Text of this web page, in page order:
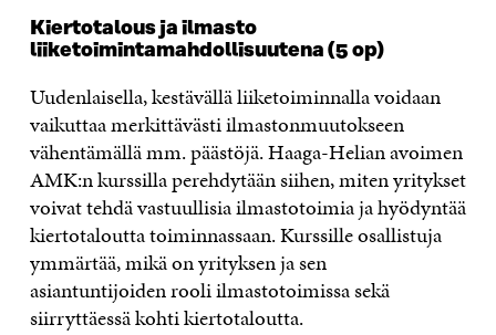
Kiertotalous ja ilmasto
liiketoimintamahdollisuutena (5 op)
Uudenlaisella, kestävällä liiketoiminnalla voidaan
vaikuttaa merkittävästi ilmastonmuutokseen
vähentämällä mm. päästöjä. Haaga-Helian avoimen
AMK:n kurssilla perehdytään siihen, miten yritykset
voivat tehdä vastuullisia ilmastotoimia ja hyödyntää
kiertotaloutta toiminnassaan. Kurssille osallistuja
ymmärtää, mikä on yrityksen ja sen
asiantuntijoiden rooli ilmastotoimissa sekä
siirryttäessä kohti kiertotaloutta.